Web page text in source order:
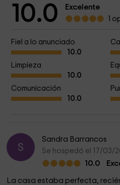
10.0
Excelente
1
Fiel a lo anunciado
10.0
Limpieza
10.0
Comunicación
10.0
S
Sandra Barrancos
Se hospedó el 17/03/
10.0
La casa estaba perfecta,